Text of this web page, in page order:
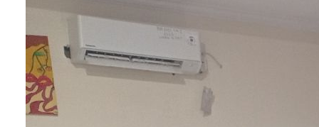
dan inovasi dalam mencapai kompetensi dasar.
Kompetensi yang dirancang dalam kurikulum
tersebut terfokus pada peningkatan terhadap
dan numerasi.